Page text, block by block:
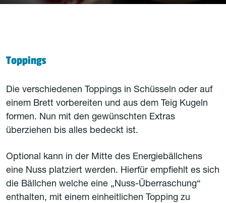
Toppings
Die verschiedenen Toppings in Schüsseln oder auf
einem Brett vorbereiten und aus dem Teig Kugeln
formen. Nun mit den gewünschten Extras
überziehen bis alles bedeckt ist.
Optional kann in der Mitte des Energiebällchens
eine Nuss platziert werden. Hierfür empfiehlt es sich
die Bällchen welche eine „Nuss-Überraschung“
enthalten, mit einem einheitlichen Topping zu